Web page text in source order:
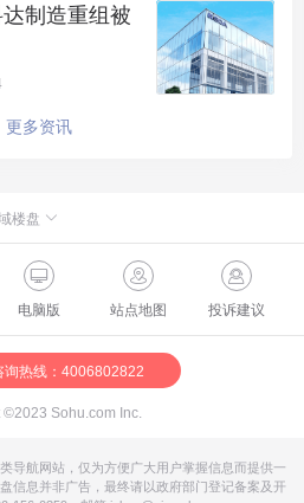
的组合，这在同总价段项目
灵感，打造一轴五境十景，
会所，包含泳池、健身房、书
隅咋样？
制造重组被
更多资讯
楼盘
贤府
缦合北京
橒臺
北京城建·文华知筑
·嘉棠雅序
国樾天颂
石景山楼盘
大兴楼盘
通州楼盘
鹅湖
温泉新都孔雀城
城·和园
光城
富力和园
电脑版 站点地图 投诉建议
询热线：4006802822
Sohu.com Inc.
导航网站，仅为方便广大用户掌握信息而提供一
信息并非广告，最终请以政府部门登记备案及开